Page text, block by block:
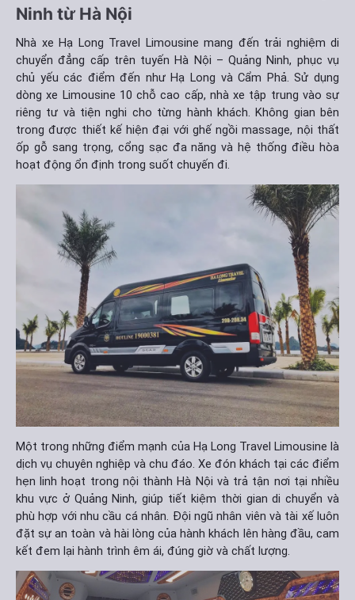
Ninh từ Hà Nội
Nhà xe Hạ Long Travel Limousine mang đến trải nghiệm di
chuyển đẳng cấp trên tuyến Hà Nội – Quảng Ninh, phục vụ
chủ yếu các điểm đến như Hạ Long và Cẩm Phả. Sử dụng
dòng xe Limousine 10 chỗ cao cấp, nhà xe tập trung vào sự
riêng tư và tiện nghi cho từng hành khách. Không gian bên
trong được thiết kế hiện đại với ghế ngồi massage, nội thất
ốp gỗ sang trọng, cổng sạc đa năng và hệ thống điều hòa
hoạt động ổn định trong suốt chuyến đi.
Một trong những điểm mạnh của Hạ Long Travel Limousine là
dịch vụ chuyên nghiệp và chu đáo. Xe đón khách tại các điểm
hẹn linh hoạt trong nội thành Hà Nội và trả tận nơi tại nhiều
khu vực ở Quảng Ninh, giúp tiết kiệm thời gian di chuyển và
phù hợp với nhu cầu cá nhân. Đội ngũ nhân viên và tài xế luôn
đặt sự an toàn và hài lòng của hành khách lên hàng đầu, cam
kết đem lại hành trình êm ái, đúng giờ và chất lượng.